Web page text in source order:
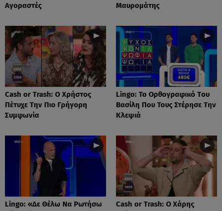
Αγοραστές
Μαυρομάτης
Cash or Trash: Ο Χρήστος
Πέτυχε Την Πιο Γρήγορη
Συμφωνία
Lingo: Το Oρθογραφικό Tου
Βασίλη Που Τους Στέρησε Την
Κλεψιά
Lingo: «Δε Θέλω Να Ρωτήσω
Cash or Trash: Ο Χάρης